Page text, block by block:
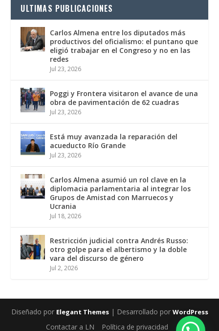
ULTIMAS PUBLICACIONES
Carlos Almena entre los diputados más
productivos del oficialismo: el puntano que
eligió trabajar en el Congreso y no en las
redes
Jul 23, 2026
Poggi y Frontera visitaron el avance de una
obra de pavimentación de 62 cuadras
Jul 23, 2026
Está muy avanzada la reparación del
acueducto Río Grande
Jul 23, 2026
Carlos Almena asumió un rol clave en la
diplomacia parlamentaria al integrar los
Grupos de Amistad con Marruecos y
Ucrania
Jul 18, 2026
Restricción judicial contra Andrés Russo:
otro golpe para el albertismo y la doble
vara del discurso de género
Jul 2, 2026
Diseñado por Elegant Themes| Desarrollado por WordPress
Contactar a LN Política de privacidad